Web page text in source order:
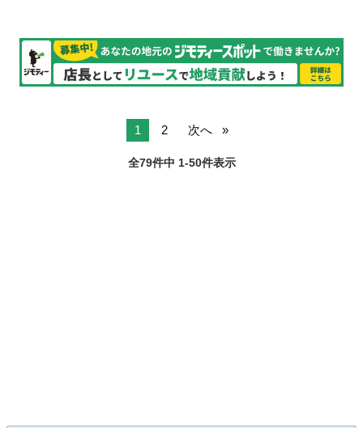
1 2 次へ
全79件中 1-50件表示